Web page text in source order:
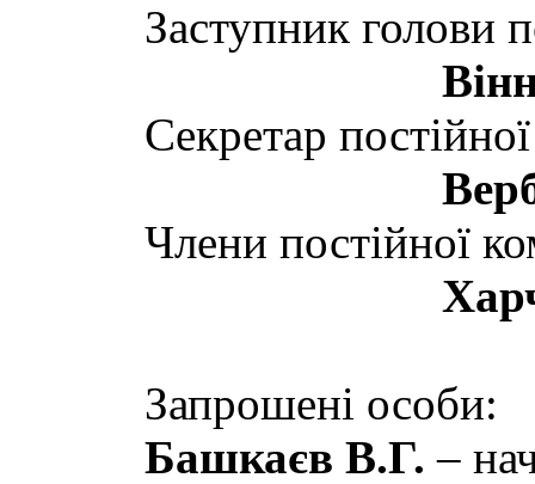
Заступник голови
Секретар
Члени
Запрошені особи:
Башкаєв В.Г. –